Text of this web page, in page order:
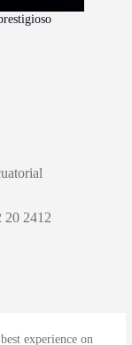
experience on
20 2412